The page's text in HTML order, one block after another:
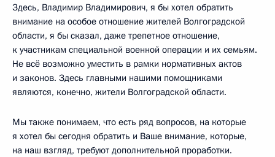
Здесь, Владимир Владимирович, я бы хотел обратить
внимание на особое отношение жителей Волгоградской
области, я бы сказал, даже трепетное отношение,
к участникам специальной военной операции и их семьям.
Не всё возможно уместить в рамки нормативных актов
и законов. Здесь главными нашими помощниками
являются, конечно, жители Волгоградской области.
Мы также понимаем, что есть ряд вопросов, на которые
я хотел бы сегодня обратить и Ваше внимание, которые,
на наш взгляд, требуют дополнительной проработки.